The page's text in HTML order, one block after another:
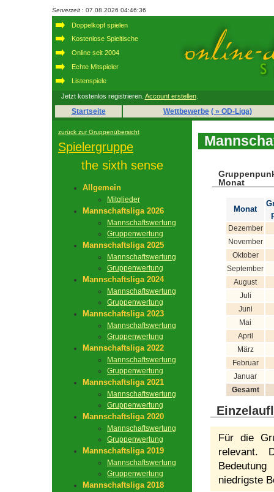
Serverzeit : 07.08.2026 04:46:36
Doppelkopf spielen
Kostenlose Spieltische
Online seit 2004
Echte Mitspieler
Listenspiele
Jetzt kostenlos registrieren. Account erstellen.
Startseite Wettbewerbe ( » OD-Liga)
zurück zur Gruppenübersicht
Spielergruppe
the sixth sense
Allgemein
Mitglieder
Mannschaftsliga 2026
Mannschaftswertung
Gruppenwertung
Mannschaftsliga 2025
Mannschaftswertung
Gruppenwertung
Mannschaftsliga 2024
Mannschaftswertung
Gruppenwertung
Mannschaftsliga 2023
Mannschaftswertung
Gruppenwertung
Mannschaftsliga 2022
Mannschaftswertung
Gruppenwertung
Mannschaftsliga 2021
Mannschaftswertung
Gruppenwertung
Mannschaftsliga 2020
Mannschaftswertung
Gruppenwertung
Mannschaftsliga 2019
Mannschaftswertung
Gruppenwertung
Mannschaftsliga 2018
Monat
Monat
Dezember
November
Oktober
September
August
Juli
Juni
Mai
April
März
Februar
Januar
Gesamt
Für die
relevant.
niedrigste